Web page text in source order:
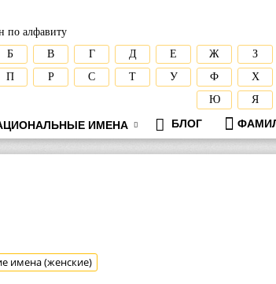
по алфавиту
Б В Г Д Е Ж
З
П Р С Т У Ф
Х
Ю
Я
ИМЕНА БЛОГ
имена (женские)